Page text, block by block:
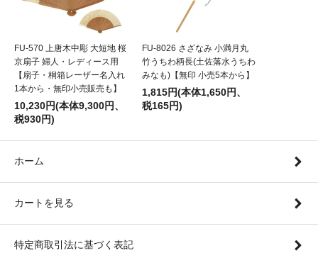
FU-570 上唐木中彫 大短地 桜
京扇子 婦人・レディース用
【扇子・桐箱レーザー名入れ
1本から・無印小売販売も】
10,230円(本体9,300円、
税930円)
FU-8026 さざなみ 小満月丸
竹うちわ柄長(土佐落水うちわ
みなも)【無印 小売5本から】
1,815円(本体1,650円、
税165円)
ホーム
カートを見る
特定商取引法に基づく表記